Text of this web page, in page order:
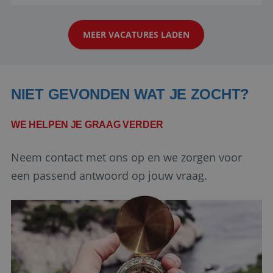
klanten te overtuigen om die droomreis te
boeken! ...
MEER VACATURES LADEN
NIET GEVONDEN WAT JE ZOCHT?
WE HELPEN JE GRAAG VERDER
Neem contact met ons op en we zorgen voor
een passend antwoord op jouw vraag.
Naam
Aanbieder/
Domein
PHPSESSID
PHP.net
Google Privacy Policy